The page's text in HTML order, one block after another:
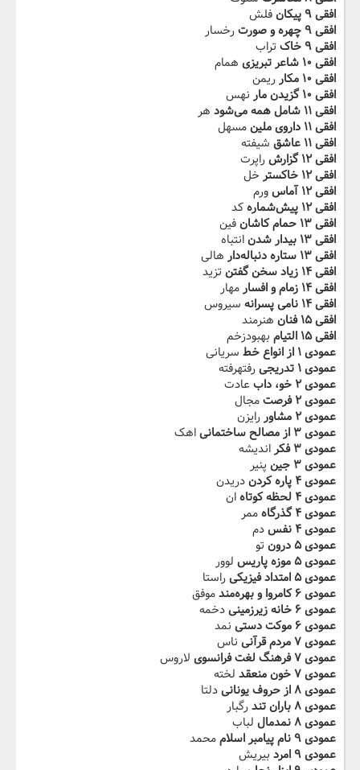
افقی ۹ پیکان
فلش
افقی ۹ چهره و صورت
رخسار
افقی ۹ خاک
تراب
افقی ۱۰ شاعر تبریزی
همام
افقی ۱۰ مکار
ریمن
افقی ۱۰ گزیدن مار
نهس
افقی ۱۱ شامل همه می‌شود
هر
افقی ۱۱ داروی ملین
مسهل
افقی ۱۱ عاشق
شیفته
افقی ۱۲ گزارش
راپرت
افقی ۱۲ خاکستر
خل
افقی ۱۲ آماس
ورم
افقی ۱۲ پیش‌شماره
کد
افقی ۱۳ حمام کاشان
فین
افقی ۱۳ بیدار شدن
انتباه
افقی ۱۳ ستاره دنباله‌دار
هالی
افقی ۱۴ زیاد سخن گفتن
تزید
افقی ۱۴ زمام و افسار
مهار
افقی ۱۴ نامی پسرانه
سیروس
افقی ۱۵ فنان
هنرمند
افقی ۱۵ التیام
بهبودزخم
عمودی ۱ از انواع خط
سریانی
عمودی ۱ تدریجی
رفتهرفته
عمودی ۲ خو، داب
عادت
عمودی ۲ فرصت
مجال
عمودی ۲ مشاور
رایزن
عمودی ۳ از مصالح ساختمانی
اهک
عمودی ۳ فکر
اندیشه
عمودی ۳ جین
پنیر
عمودی ۴ پاره کردن
دریدن
عمودی ۴ لحظه کوتاه
ان
عمودی ۴ گذرگاه
ممر
عمودی ۴ نفس
دم
عمودی ۵ درون
تو
عمودی ۵ موزه پاریس
لوور
عمودی ۵ امتداد فیزیکی
راستا
عمودی ۶ کامروا و بهره‌مند
موفق
عمودی ۶ خانه زیرزمینی
دخمه
عمودی ۶ موکت دستی
نمد
عمودی ۷ مردم قرآنی
ناس
عمودی ۷ فرهنگ لغت فرانسوی
لاروس
عمودی ۷ خون منعقد
لخته
عمودی ۸ از حروف یونانی
دلتا
عمودی ۸ باران تند
رگبار
عمودی ۸ نمدمال
لباب
عمودی ۹ نام پیامبر اسلام
محمد
عمودی ۹ امرد
بیریش